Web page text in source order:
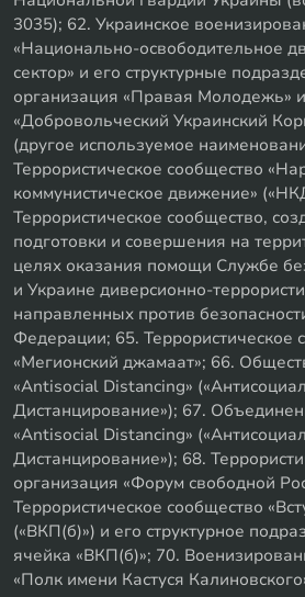
3035); 62. Украинское
«Национально-освободительное
сектор» и его структурные
организация «Правая Молодежь»
«Добровольческий Украинский
(другое используемое
Террористическое сообщество
коммунистическое движение»
Террористическое сообщество,
подготовки и совершения на
целях оказания помощи Службе
и Украине диверсионно-
направленных против
Федерации; 65. Террористическое
«Мегионский джамаат»; 66.
«Antisocial Distancing»
Дистанцирование»); 67.
«Antisocial Distancing»
Дистанцирование»); 68.
организация «Форум свободной
Террористическое сообщество
(«ВКП(б)») и его структурное
ячейка «ВКП(б)»; 70.
«Полк имени Кастуся